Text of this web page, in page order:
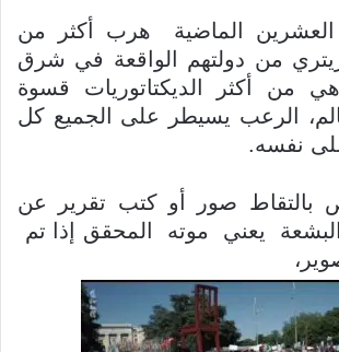
الماضية هرب أكثر من
من دولتهم الواقعة في شرق
هي من أكثر الديكتاتوريات قسوة
الرعب يسيطر على الجميع كل
نفسه.
بالتقاط صور أو كتب تقرير عن
يعني موته المحقق إذا تم